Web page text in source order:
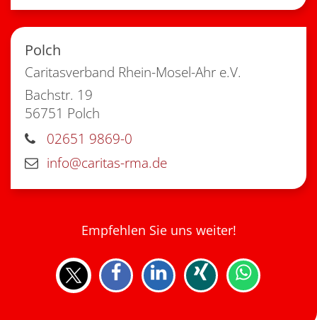
Polch
Caritasverband Rhein-Mosel-Ahr e.V.
Bachstr. 19
56751 Polch
02651 9869-0
info@caritas-rma.de
Empfehlen Sie uns weiter!